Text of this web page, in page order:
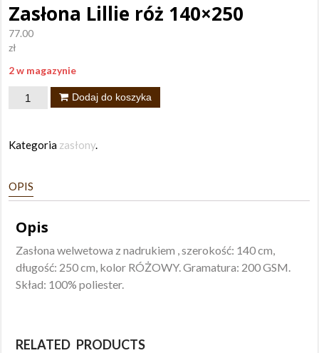
Zasłona Lillie róż 140×250
77.00
zł
2 w magazynie
ilość
róż
Dodaj do koszyka
Kategoria zasłony.
OPIS
Opis
Zasłona welwetowa z nadrukiem , szerokość: 140 cm,
długość: 250 cm, kolor RÓŻOWY. Gramatura: 200 GSM.
Skład: 100% poliester.
RELATED PRODUCTS